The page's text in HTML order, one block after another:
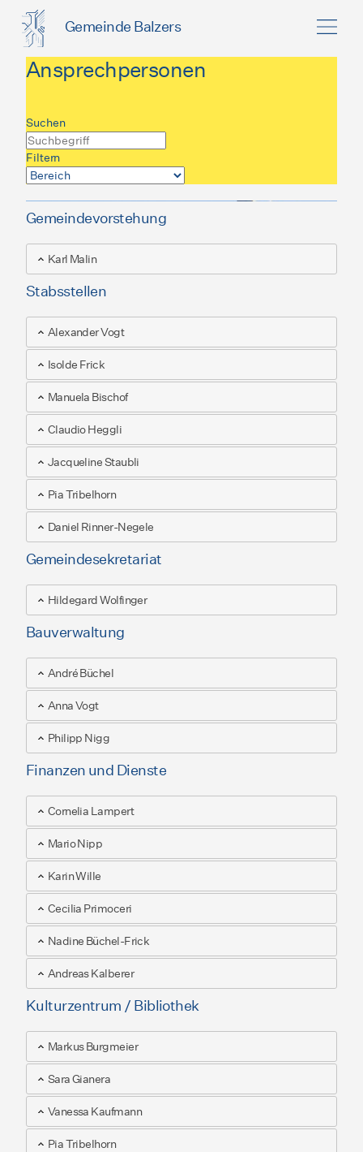
Gemeinde Balzers
Ansprechpersonen
Suchen
Filtern
Gemeindevorstehung
Karl Malin
Stabsstellen
Alexander Vogt
Isolde Frick
Manuela Bischof
Claudio Heggli
Jacqueline Staubli
Pia Tribelhorn
Daniel Rinner-Negele
Gemeindesekretariat
Hildegard Wolfinger
Bauverwaltung
André Büchel
Anna Vogt
Philipp Nigg
Finanzen und Dienste
Cornelia Lampert
Mario Nipp
Karin Wille
Cecilia Primoceri
Nadine Büchel-Frick
Andreas Kalberer
Kulturzentrum / Bibliothek
Markus Burgmeier
Sara Gianera
Vanessa Kaufmann
Pia Tribelhorn